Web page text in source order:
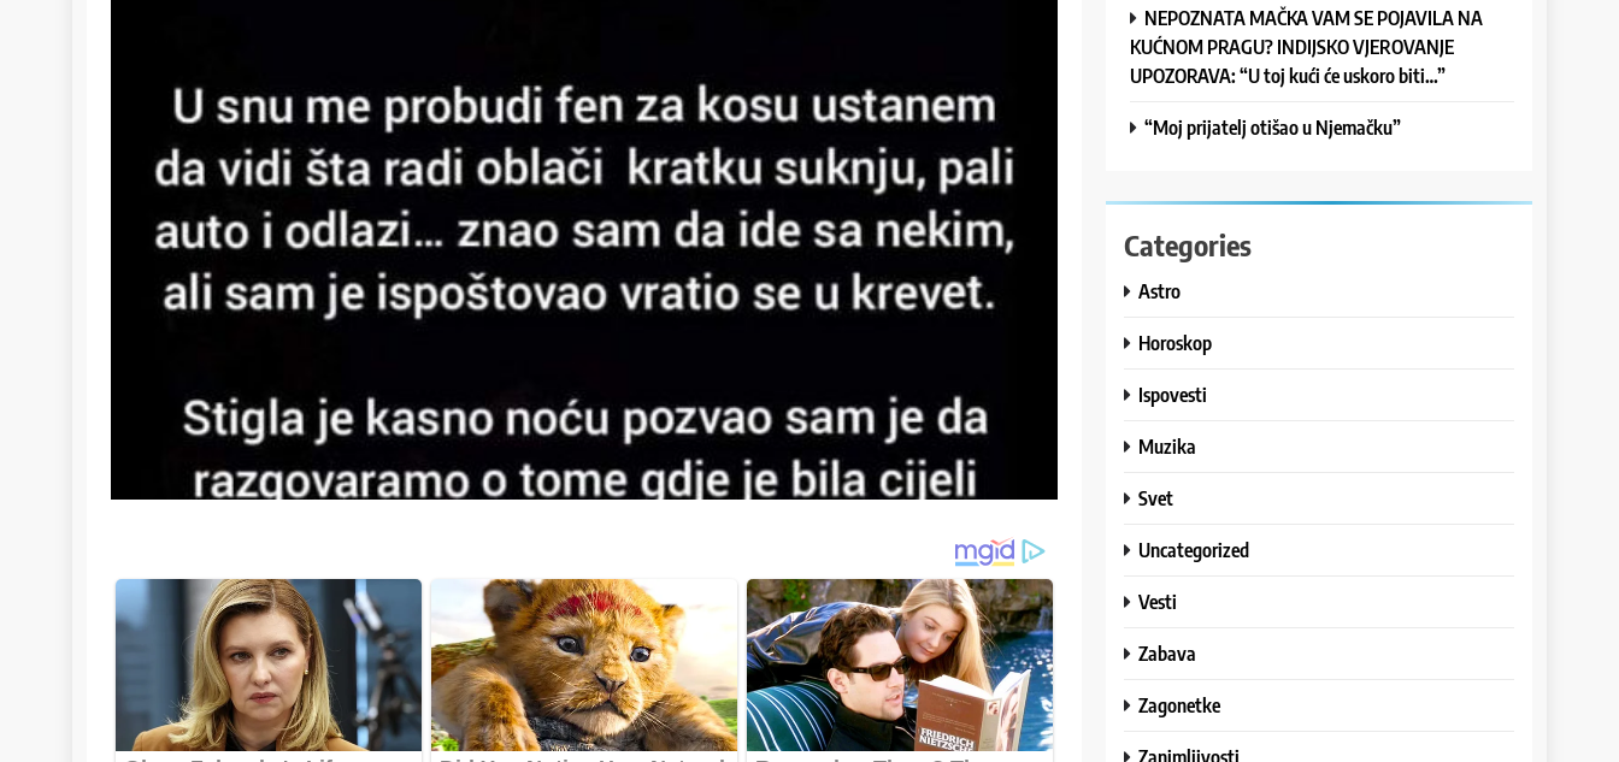
NEPOZNATA MAČKA VAM SE POJAVILA NA
KUĆNOM PRAGU? INDIJSKO VJEROVANJE
UPOZORAVA: “U toj kući će uskoro biti…”
“Moj prijatelj otišao u Njemačku”
Categories
Astro
Horoskop
Ispovesti
Muzika
Svet
Uncategorized
Vesti
Zabava
Zagonetke
Zanimljivosti